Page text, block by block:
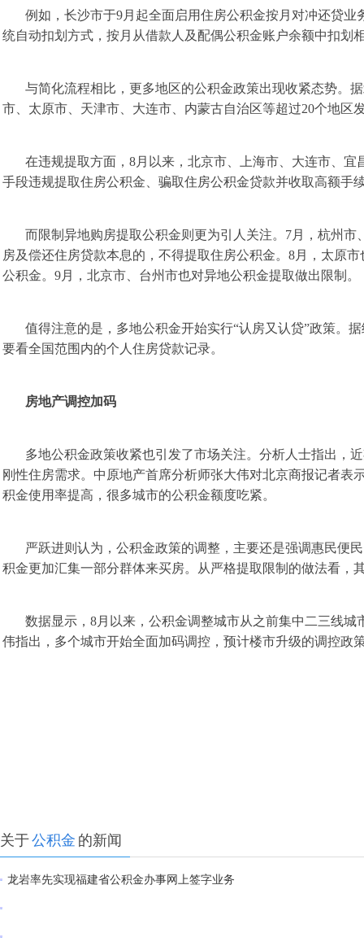
例如，长沙市于9月起全面启用住房公积金按月对冲还贷
统自动扣划方式，按月从借款人及配偶公积金账户余额中扣划
与简化流程相比，更多地区的公积金政策出现收紧态势。
市、太原市、天津市、大连市、内蒙古自治区等超过20个地区
在违规提取方面，8月以来，北京市、上海市、大连市、
手段违规提取住房公积金、骗取住房公积金贷款并收取高额手
而限制异地购房提取公积金则更为引人关注。7月，杭州
房及偿还住房贷款本息的，不得提取住房公积金。8月，太原
公积金。9月，北京市、台州市也对异地公积金提取做出限制。
值得注意的是，多地公积金开始实行“认房又认贷”政策。
要看全国范围内的个人住房贷款记录。
房地产调控加码
多地公积金政策收紧也引发了市场关注。分析人士指出，
刚性住房需求。中原地产首席分析师张大伟对北京商报记者表
积金使用率提高，很多城市的公积金额度吃紧。
严跃进则认为，公积金政策的调整，主要还是强调惠民便
积金更加汇集一部分群体来买房。从严格提取限制的做法看
数据显示，8月以来，公积金调整城市从之前集中二三线
伟指出，多个城市开始全面加码调控，预计楼市升级的调控政
关于公积金 的新闻
龙岩率先实现福建省公积金办事网上签字业务